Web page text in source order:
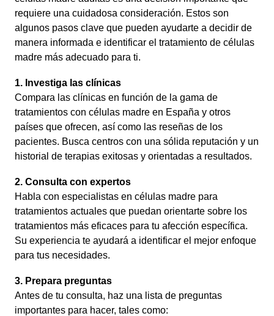
requiere una cuidadosa consideración. Estos son
algunos pasos clave que pueden ayudarte a decidir de
manera informada e identificar el tratamiento de células
madre más adecuado para ti.
1. Investiga las clínicas
Compara las clínicas en función de la gama de
tratamientos con células madre en España y otros
países que ofrecen, así como las reseñas de los
pacientes. Busca centros con una sólida reputación y un
historial de terapias exitosas y orientadas a resultados.
2. Consulta con expertos
Habla con especialistas en células madre para
tratamientos actuales que puedan orientarte sobre los
tratamientos más eficaces para tu afección específica.
Su experiencia te ayudará a identificar el mejor enfoque
para tus necesidades.
3. Prepara preguntas
Antes de tu consulta, haz una lista de preguntas
importantes para hacer, tales como: